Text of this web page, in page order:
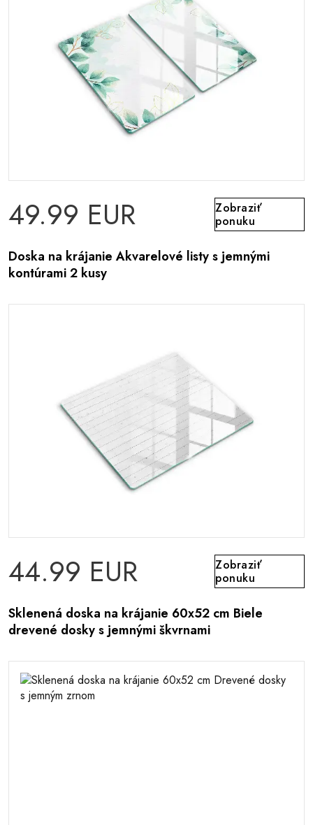
49.99 EUR
Zobraziť
ponuku
Doska na krájanie Akvarelové listy s jemnými
kontúrami 2 kusy
44.99 EUR
Zobraziť
ponuku
Sklenená doska na krájanie 60x52 cm Biele
drevené dosky s jemnými škvrnami